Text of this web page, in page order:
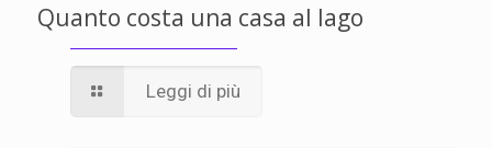
Quanto costa una casa al lago
Leggi di più